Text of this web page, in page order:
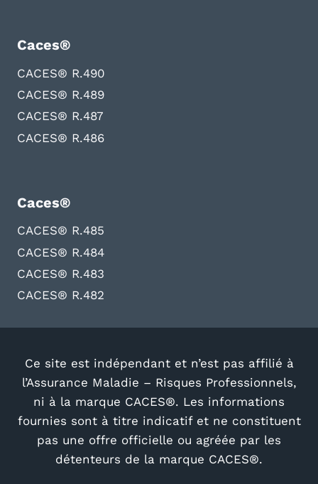
Caces®
CACES® R.490
CACES® R.489
CACES® R.487
CACES® R.486
Caces®
CACES® R.485
CACES® R.484
CACES® R.483
CACES® R.482
Ce site est indépendant et n’est pas affilié à
l’Assurance Maladie – Risques Professionnels,
ni à la marque CACES®. Les informations
fournies sont à titre indicatif et ne constituent
pas une offre officielle ou agréée par les
détenteurs de la marque CACES®.